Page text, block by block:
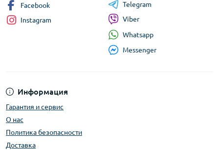
Информация
Гарантия и сервис
О нас
Политика безопасности
Доставка
Facebook
Instagram
Telegram
Viber
Whatsapp
Messenger